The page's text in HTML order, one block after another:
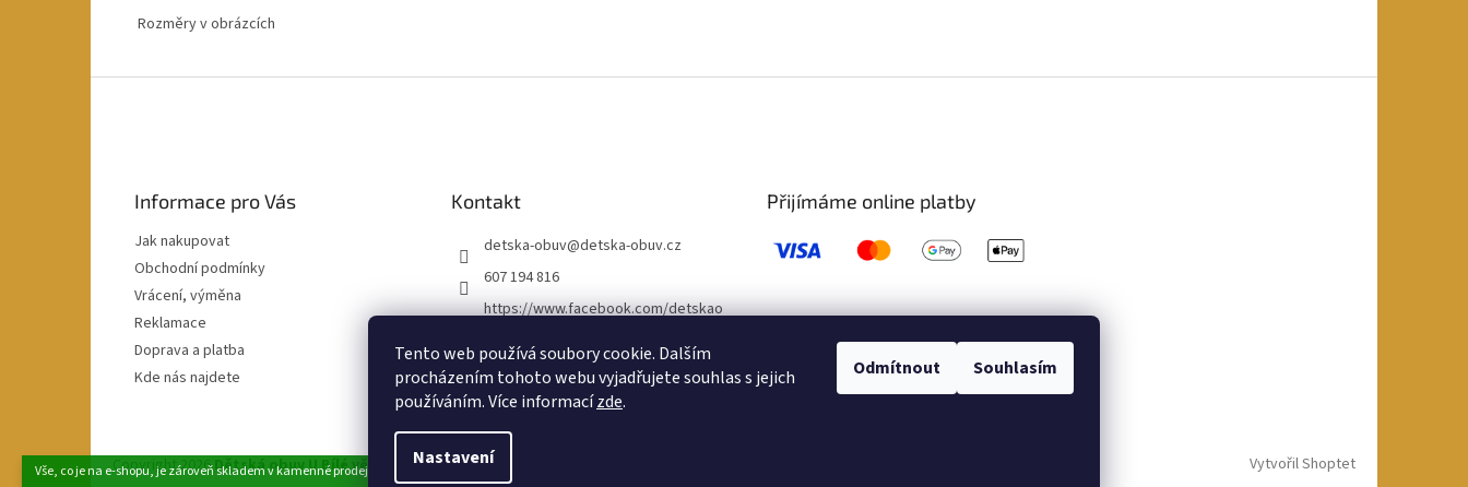
Tento web používá soubory cookie. Dalším
procházením tohoto webu vyjadřujete souhlas s jejich
používáním. Více informacízde.
Nastavení
Odmítnout Souhlasím
Vše, co je na e-shopu, je zároveň skladem v kamenné prodejně v Klatovech
Rozměry v obrázcích
Informace pro Vás
Jak nakupovat
Obchodní podmínky
Vrácení, výměna
Reklamace
Doprava a platba
Kde nás najdete
Kontakt
detska-obuv@detska-obuv.cz
607 194 816
https://www.facebook.com/detskao
detskaobuvubileveze
Přijímáme online platby
Vytvořil Shoptet
Copyright 2026Dětská obuv U Bílé věže . Všechna práva vyhrazena.